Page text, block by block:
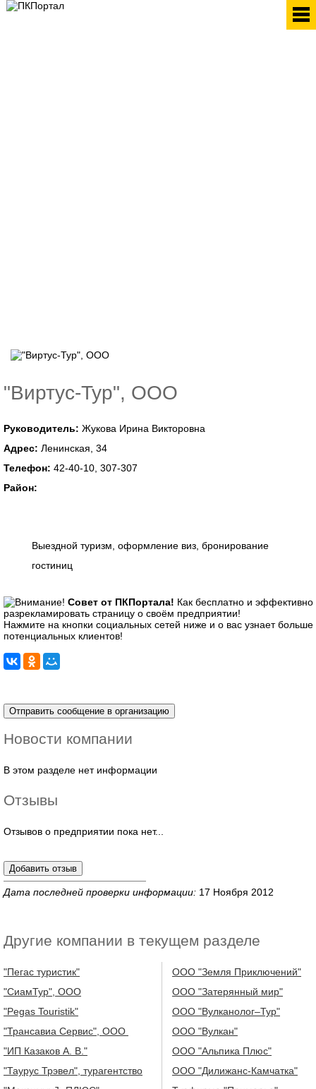
"Виртус-Тур", ООО
Руководитель: Жукова Ирина Викторовна
Адрес: Ленинская, 34
Телефон: 42-40-10, 307-307
Район:
Выездной туризм, оформление виз, бронирование
гостиниц
Совет от ПКПортала! Как бесплатно и эффективно
разрекламировать страницу о своём предприятии!
Нажмите на кнопки социальных сетей ниже и о вас узнает больше
потенциальных клиентов!
Новости компании
В этом разделе нет информации
Отзывы
Отзывов о предприятии пока нет...
Дата последней проверки информации: 17 Ноября 2012
Другие компании в текущем разделе
"Пегас туристик"
"СиамТур", ООО
"Pegas Touristik"
"Трансавиа Сервис", ООО
"ИП Казаков А. В."
"Таурус Трэвел", турагентство
ООО "Земля Приключений"
ООО "Затерянный мир"
ООО "Вулканолог–Тур"
ООО "Вулкан"
ООО "Альпика Плюс"
ООО "Дилижанс-Камчатка"